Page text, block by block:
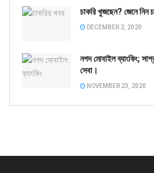
চাকরি খুজছেন? জেনে নিন
DECEMBER 2, 2020
নগদ মোবাইল ব্যাংকিং;
সেবা।
NOVEMBER 23, 2020